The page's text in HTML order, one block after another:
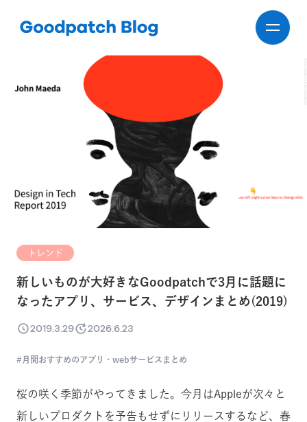
トレンド
新しいものが大好きなGoodpatchで3月に話題に
なったアプリ、サービス、デザインまとめ(2019)
2019.3.29 2026.6.23
月間おすすめのアプリ・webサービスまとめ
桜の咲く季節がやってきました。今月はAppleが次々と
新しいプロダクトを予告もせずにリリースするなど、春